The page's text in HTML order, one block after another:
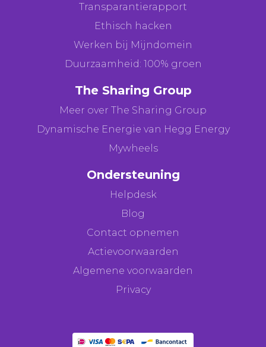
Transparantierapport
Ethisch hacken
Werken bij Mijndomein
Duurzaamheid: 100% groen
The Sharing Group
Meer over The Sharing Group
Dynamische Energie van Hegg Energy
Mywheels
Ondersteuning
Helpdesk
Blog
Contact opnemen
Actievoorwaarden
Algemene voorwaarden
Privacy